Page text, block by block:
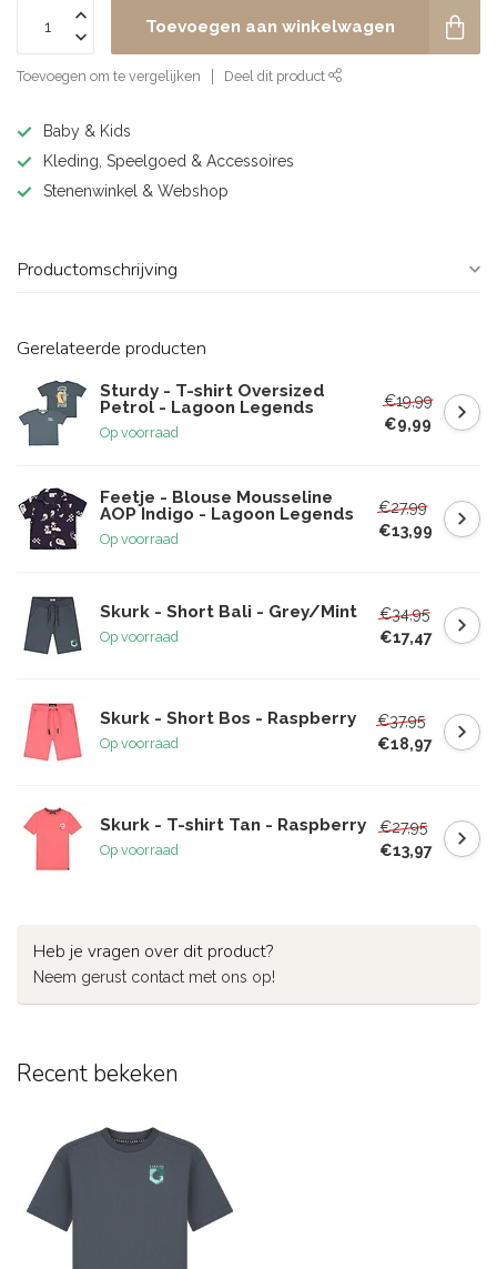
Toevoegen aan winkelwagen
Toevoegen om te vergelijken Deel dit product
Baby & Kids
Kleding, Speelgoed & Accessoires
Stenenwinkel & Webshop
Productomschrijving
Gerelateerde producten
Sturdy - T-shirt Oversized
Petrol - Lagoon Legends
Op voorraad
€19,99
€9,99
Feetje - Blouse Mousseline
AOP Indigo - Lagoon Legends
Op voorraad
€27,99
€13,99
Skurk - Short Bali - Grey/Mint
Op voorraad
€34,95
€17,47
Skurk - Short Bos - Raspberry
Op voorraad
€37,95
€18,97
Skurk - T-shirt Tan - Raspberry
Op voorraad
€27,95
€13,97
Heb je vragen over dit product?
Neem gerust contact met ons op!
Recent bekeken